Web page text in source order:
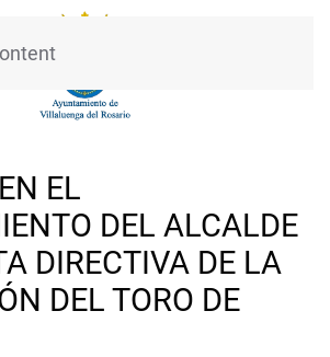
EL
DEL ALCALDE
DIRECTIVA DE LA
DEL TORO DE